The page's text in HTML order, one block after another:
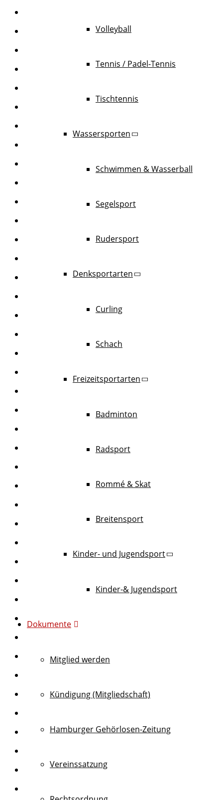
Volleyball
Tennis / Padel-Tennis
Tischtennis
Wassersporten
Schwimmen & Wasserball
Segelsport
Rudersport
Denksportarten
Curling
Schach
Freizeitsportarten
Badminton
Radsport
Rommé & Skat
Breitensport
Kinder- und Jugendsport
Kinder-& Jugendsport
Dokumente
Mitglied werden
Kündigung (Mitgliedschaft)
Hamburger Gehörlosen-Zeitung
Vereinssatzung